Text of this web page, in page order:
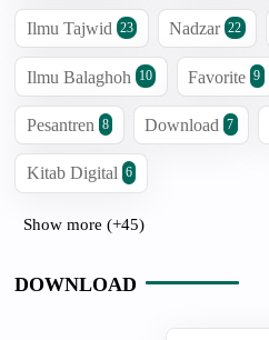
Ilmu Tajwid 23 Nadzar 22
Ilmu Balaghoh 10 Favorite 9
Pesantren 8 Download 7
Kitab Digital 6
Show more (+45)
DOWNLOAD